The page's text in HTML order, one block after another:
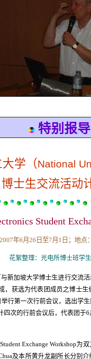
特别报导
学（National
博士生交流活动
Student
2007年6月26日至7月1日；地点
花絮整理： 光电所博士班学生
新加坡大学博士生进行交流
，获选为代表团成员之博士
举行第一次行前会议，选出学
四次的行前会议后，代表团于6
Exchange Workshop为双
及本所黄升龙副所长分别